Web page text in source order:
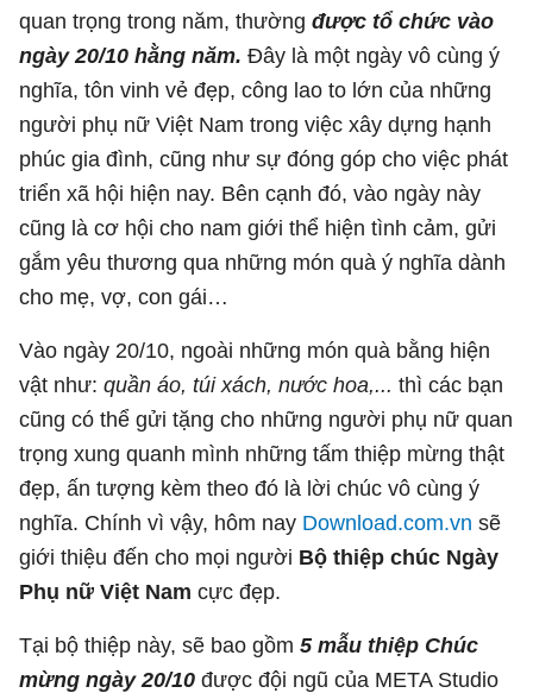
quan trọng trong năm, thường được tổ chức vào
ngày 20/10 hằng năm. Đây là một ngày vô cùng ý
nghĩa, tôn vinh vẻ đẹp, công lao to lớn của những
người phụ nữ Việt Nam trong việc xây dựng hạnh
phúc gia đình, cũng như sự đóng góp cho việc phát
triển xã hội hiện nay. Bên cạnh đó, vào ngày này
cũng là cơ hội cho nam giới thể hiện tình cảm, gửi
gắm yêu thương qua những món quà ý nghĩa dành
cho mẹ, vợ, con gái…
Vào ngày 20/10, ngoài những món quà bằng hiện
vật như: quần áo, túi xách, nước hoa,... thì các bạn
cũng có thể gửi tặng cho những người phụ nữ quan
trọng xung quanh mình những tấm thiệp mừng thật
đẹp, ấn tượng kèm theo đó là lời chúc vô cùng ý
nghĩa. Chính vì vậy, hôm nay Download.com.vn sẽ
giới thiệu đến cho mọi người Bộ thiệp chúc Ngày
Phụ nữ Việt Nam cực đẹp.
Tại bộ thiệp này, sẽ bao gồm 5 mẫu thiệp Chúc
mừng ngày 20/10 được đội ngũ của META Studio